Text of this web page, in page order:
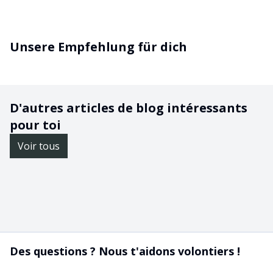
Unsere Empfehlung für dich
D'autres articles de blog intéressants
pour toi
Voir tous
Des questions ? Nous t'aidons volontiers !